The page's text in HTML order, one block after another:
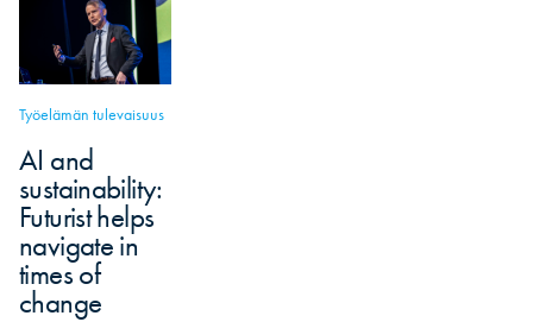
Työelämän tulevaisuus
AI and
sustainability:
Futurist helps
navigate in
times of
change